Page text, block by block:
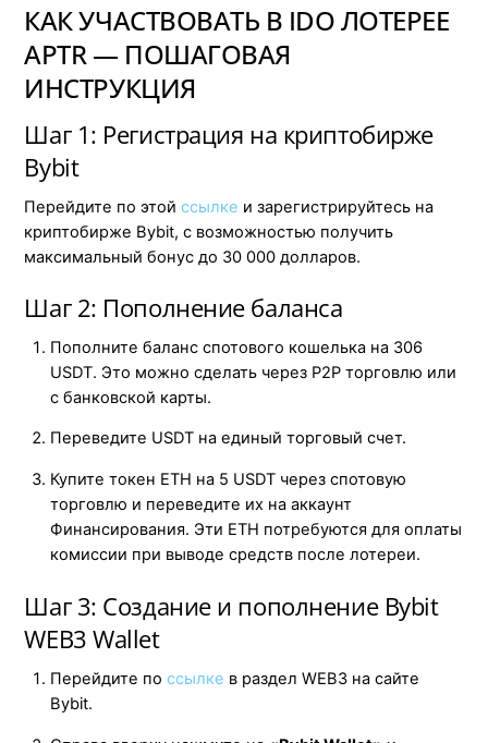
КАК УЧАСТВОВАТЬ В IDO ЛОТЕРЕЕ
APTR — ПОШАГОВАЯ
ИНСТРУКЦИЯ
Шаг 1: Регистрация на криптобирже
Bybit
Перейдите по этойссылке и зарегистрируйтесь на
криптобирже Bybit, с возможностью получить
максимальный бонус до 30 000 долларов.
Шаг 2: Пополнение баланса
Пополните баланс спотового кошелька на 306
USDT. Это можно сделать через P2P торговлю или
с банковской карты.
Переведите USDT на единый торговый счет.
Купите токен ETH на 5 USDT через спотовую
торговлю и переведите их на аккаунт
Финансирования. Эти ETH потребуются для оплаты
комиссии при выводе средств после лотереи.
Шаг 3: Создание и пополнение Bybit
WEB3 Wallet
Перейдите по ссылке в раздел WEB3 на сайте
Bybit.